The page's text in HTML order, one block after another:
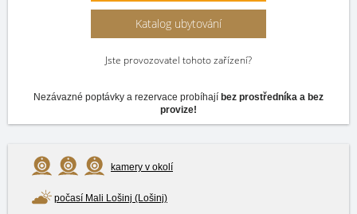
Katalog ubytování
Jste provozovatel tohoto zařízení?
Nezávazné poptávky a rezervace probíhají bez prostředníka a bez
provize!
kamery v okolí
počasí Mali Lošinj (Lošinj)